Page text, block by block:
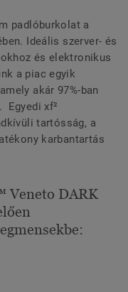
padlóburkolat a
Ideális szerver- és
és elektronikus
a piac egyik
akár 97%-ban
Egyedi xf²
tartósság, a
karbantartás
Veneto DARK